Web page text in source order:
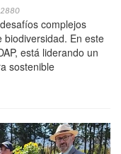
complejos
biodiversidad. En este
está liderando un
sostenible